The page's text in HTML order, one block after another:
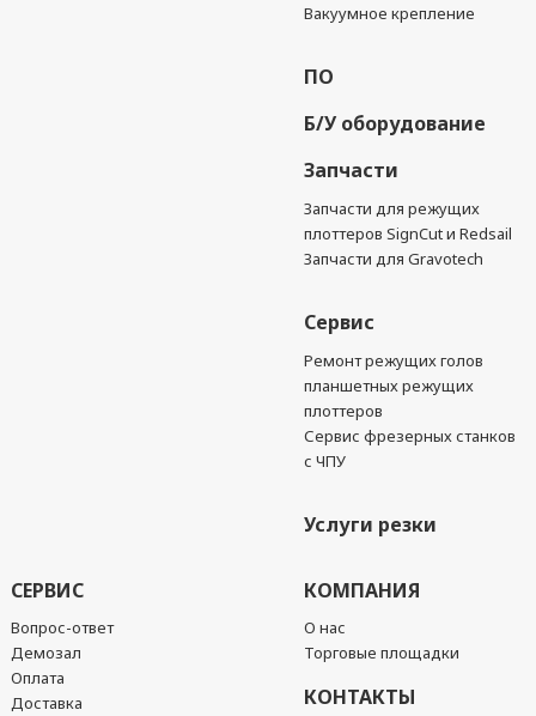
Вакуумное крепление
ПО
Б/У оборудование
Запчасти
Запчасти для режущих
плоттеров SignCut и Redsail
Запчасти для Gravotech
Сервис
Ремонт режущих голов
планшетных режущих
плоттеров
Сервис фрезерных станков
с ЧПУ
Услуги резки
СЕРВИС
Вопрос-ответ
Демозал
Оплата
Доставка
КОМПАНИЯ
О нас
Торговые площадки
КОНТАКТЫ